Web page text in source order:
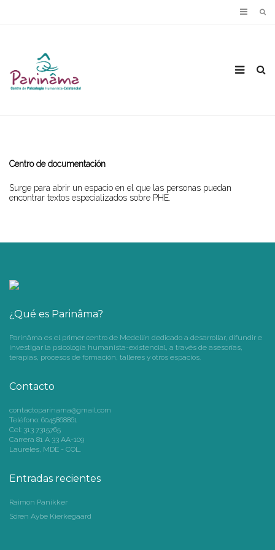
Centro de documentación
Surge para abrir un espacio en el que las personas puedan
encontrar textos especializados sobre PHE.
¿Qué es Parinâma?
Parinâma es el primer centro de Medellín dedicado a desarrollar, difundir e
investigar la psicología humanista-existencial, a través de asesorías,
terapias, procesos de formación, talleres y otros espacios.
Contacto
contactoparinama@gmail.com
Teléfono: 6045868861
Cel: 313 7315765
Carrera 81 A 33 AA-109
Laureles, MDE - COL.
Entradas recientes
Raimon Panikker
Sören Aybe Kierkegaard